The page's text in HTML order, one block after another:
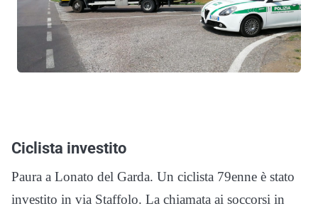
Ciclista investito
Paura a Lonato del Garda. Un ciclista 79enne è stato
investito in via Staffolo. La chiamata ai soccorsi in